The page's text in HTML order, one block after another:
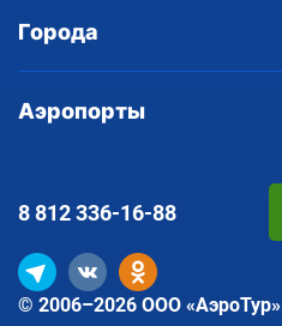
Города
Аэропорты
© 2006–2026 ООО «АэроТур»
8 812336-16-88